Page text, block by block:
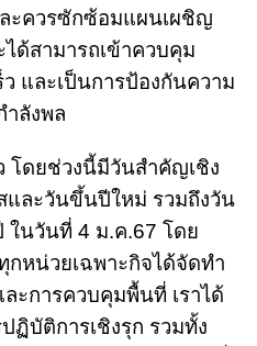
ะควรซักซ้อมแผนเผชิญ
ได้สามารถเข้าควบคุม
และเป็นการป้องกันความ
ำลังพล
โดยช่วงนี้มีวันสำคัญเชิง
ละวันขึ้นปีใหม่ รวมถึงวัน
ในวันที่ 4 ม.ค.67 โดย
กหน่วยเฉพาะกิจได้จัดทำ
ะการควบคุมพื้นที่ เราได้
ฏิบัติการเชิงรุก รวมทั้ง